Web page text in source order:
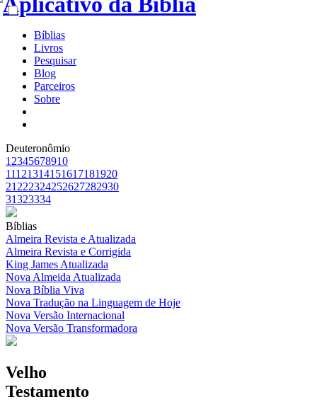
Bíblias
Livros
Pesquisar
Blog
Parceiros
Sobre
Deuteronômio
1 2345678910
11121314151617181920
21 222324252627282930
31323334
Bíblias
Almeira Revista e Atualizada
Almeira Revista e Corrigida
King James Atualizada
Nova Almeida Atualizada
Nova Bíblia Viva
Nova Tradução na Linguagem de Hoje
Nova Versão Internacional
Nova Versão Transformadora
Velho
Testamento